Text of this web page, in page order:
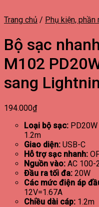
Trang chủ / Phụ kiện, phần
Bộ sạc
M102
sang
194.000₫
Loại bộ sạc:
1.2m
Giao diện: USB-C
Hỗ trợ sạc nhanh:
Nguồn vào: AC 100-
Đầu ra tối đa: 20W
Các mức điện áp
12V=1.67A
Chiều dài cáp: 1.2m